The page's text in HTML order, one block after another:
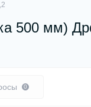
500 мм)
0